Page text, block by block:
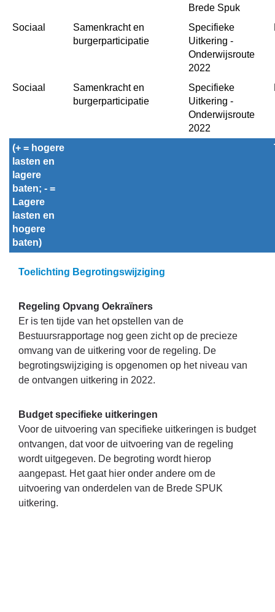
Brede Spuk
Sociaal
Samenkracht en
burgerparticipatie
Specifieke
Uitkering -
Onderwijsroute
2022
Sociaal
Samenkracht en
burgerparticipatie
Specifieke
Uitkering -
Onderwijsroute
2022
(+ = hogere
lasten en
lagere
baten; - =
Lagere
lasten en
hogere
baten)
Toelichting Begrotingswijziging
Regeling Opvang Oekraïners
Er is ten tijde van het opstellen van de
Bestuursrapportage nog geen zicht op de precieze
omvang van de uitkering voor de regeling. De
begrotingswijziging is opgenomen op het niveau van
de ontvangen uitkering in 2022.
Budget specifieke uitkeringen
Voor de uitvoering van specifieke uitkeringen is budget
ontvangen, dat voor de uitvoering van de regeling
wordt uitgegeven. De begroting wordt hierop
aangepast. Het gaat hier onder andere om de
uitvoering van onderdelen van de Brede SPUK
uitkering.